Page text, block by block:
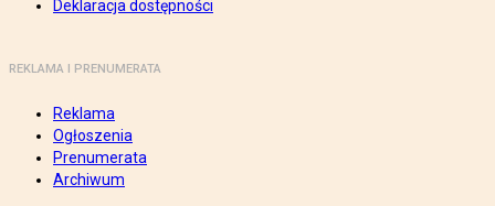
Deklaracja dostępności
REKLAMA I PRENUMERATA
Reklama
Ogłoszenia
Prenumerata
Archiwum